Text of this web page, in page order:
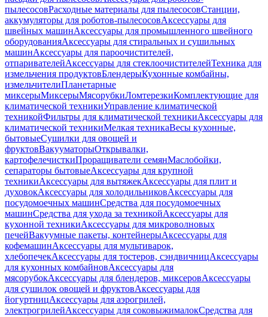
пылесосовРасходные материалы для пылесосовСтанции,
аккумуляторы для роботов-пылесосовАксессуары для
швейных машинАксессуары для промышленного швейного
оборудованияАксессуары для стиральных и сушильных
машинАксессуары для пароочистителей,
отпаривателейАксессуары для стеклоочистителейТехника для
измельчения продуктовБлендерыКухонные комбайны,
измельчителиПланетарные
миксерыМиксерыМясорубкиЛомтерезкиКомплектующие для
климатической техникиУправление климатической
техникойФильтры для климатической техникиАксессуары для
климатической техникиМелкая техникаВесы кухонные,
бытовыеСушилки для овощей и
фруктовВакууматорыОткрывалки,
картофелечисткиПроращиватели семянМаслобойки,
сепараторы бытовыеАксессуары для крупной
техникиАксессуары для вытяжекАксессуары для плит и
духовокАксессуары для холодильниковАксессуары для
посудомоечных машинСредства для посудомоечных
машинСредства для ухода за техникойАксессуары для
кухонной техникиАксессуары для микроволновых
печейВакуумные пакеты, контейнерыАксессуары для
кофемашинАксессуары для мультиварок,
хлебопечекАксессуары для тостеров, сэндвичницАксессуары
для кухонных комбайновАксессуары для
мясорубокАксессуары для блендеров, миксеровАксессуары
для сушилок овощей и фруктовАксессуары для
йогуртницАксессуары для аэрогрилей,
электрогрилейАксессуары для соковыжималокСредства для